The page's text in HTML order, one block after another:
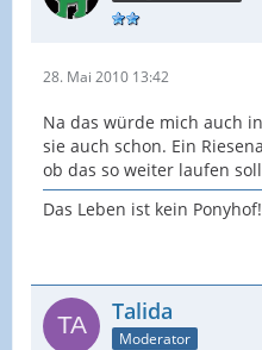
28. Mai 2010 13:42
Na das würde mich auch
sie auch schon. Ein
ob das so weiter laufen
Das Leben ist kein
Talida
Moderator